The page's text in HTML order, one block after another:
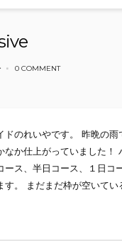
0 COMMENT
ドのれいやです。 昨晩の雨
なか仕上がっていました！
ース、半日コース、１日コ
す。 まだまだ枠が空いてい
Massive